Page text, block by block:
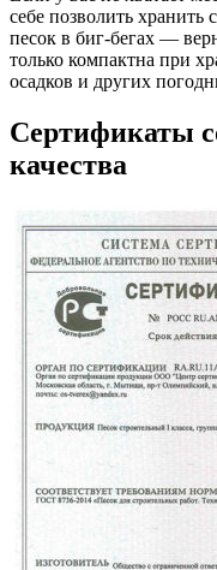
себе позволить хранить
песок в биг-бегах —
только компактна при
осадков и других
Сертификаты
качества